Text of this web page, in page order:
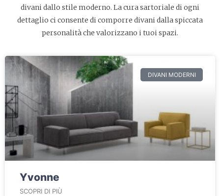
divani dallo stile moderno. La cura sartoriale di ogni
dettaglio ci consente di comporre divani dalla spiccata
personalità che valorizzano i tuoi spazi.
DIVANI MODERNI
Yvonne
SCOPRI DI PIÙ